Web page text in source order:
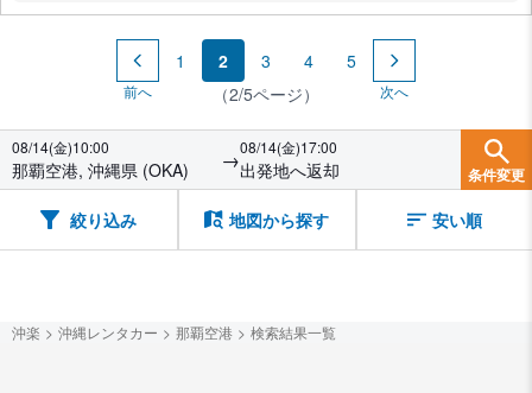
前へ
1 2 3 4
5
（2/5ページ）
次へ
08/14(金)10:00
那覇空港, 沖縄県 (OKA) →08/14(金)17:00
出発地へ返却 条件変更
絞り込み 地図から探す 安い順
沖楽 沖縄レンタカー 那覇空港 検索結果一覧